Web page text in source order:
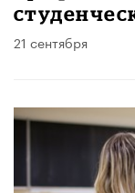
21 сентября